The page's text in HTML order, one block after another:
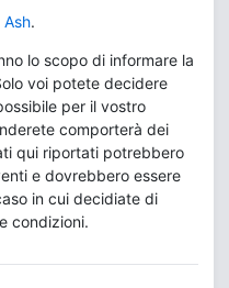
Ash.
lo scopo di informare la
voi potete decidere
per il vostro
comporterà dei
qui riportati potrebbero
e dovrebbero essere
in cui decidiate di
condizioni.